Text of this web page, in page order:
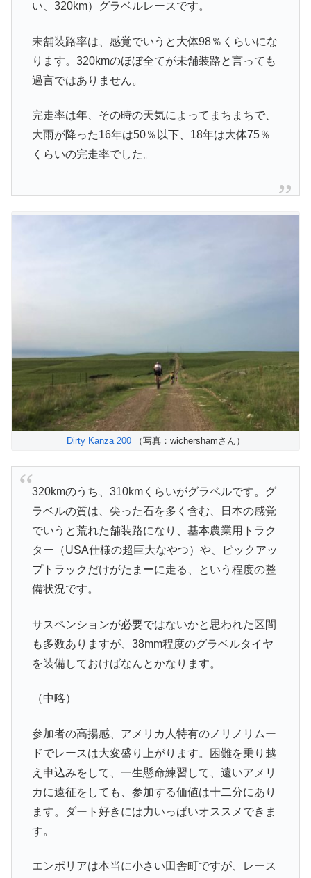
い、320km）グラベルレースです。
未舗装路率は、感覚でいうと大体98％くらいにな
ります。320kmのほぼ全てが未舗装路と言っても
過言ではありません。
完走率は年、その時の天気によってまちまちで、
大雨が降った16年は50％以下、18年は大体75％
くらいの完走率でした。
Dirty Kanza 200（写真：wichershamさん）
320kmのうち、310kmくらいがグラベルです。グ
ラベルの質は、尖った石を多く含む、日本の感覚
でいうと荒れた舗装路になり、基本農業用トラク
ター（USA仕様の超巨大なやつ）や、ピックアッ
プトラックだけがたまーに走る、という程度の整
備状況です。
サスペンションが必要ではないかと思われた区間
も多数ありますが、38mm程度のグラベルタイヤ
を装備しておけばなんとかなります。
（中略）
参加者の高揚感、アメリカ人特有のノリノリムー
ドでレースは大変盛り上がります。困難を乗り越
え申込みをして、一生懸命練習して、遠いアメリ
カに遠征をしても、参加する価値は十二分にあり
ます。ダート好きには力いっぱいオススメできま
す。
エンポリアは本当に小さい田舎町ですが、レース